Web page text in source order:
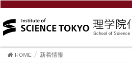
HOME 新着情報